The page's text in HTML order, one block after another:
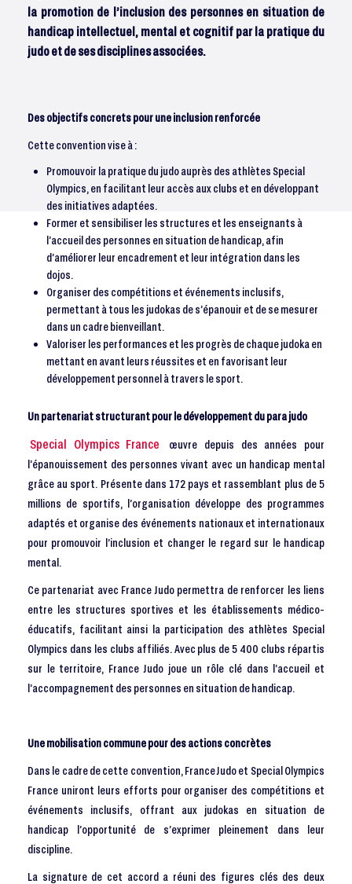
la promotion de l’inclusion des personnes en situation de
handicap intellectuel, mental et cognitif par la pratique du
judo et de ses disciplines associées.
Des objectifs concrets pour une inclusion renforcée
Cette convention vise à :
Promouvoir la pratique du judo auprès des athlètes Special
Olympics, en facilitant leur accès aux clubs et en développant
des initiatives adaptées.
Former et sensibiliser les structures et les enseignants à
l’accueil des personnes en situation de handicap, afin
d’améliorer leur encadrement et leur intégration dans les
dojos.
Organiser des compétitions et événements inclusifs,
permettant à tous les judokas de s’épanouir et de se mesurer
dans un cadre bienveillant.
Valoriser les performances et les progrès de chaque judoka en
mettant en avant leurs réussites et en favorisant leur
développement personnel à travers le sport.
Un partenariat structurant pour le développement du para judo
Special Olympics France
œuvre depuis des années pour
l’épanouissement des personnes vivant avec un handicap mental
grâce au sport. Présente dans 172 pays et rassemblant plus de 5
millions de sportifs, l’organisation développe des programmes
adaptés et organise des événements nationaux et internationaux
pour promouvoir l’inclusion et changer le regard sur le handicap
mental.
Ce partenariat avec France Judo permettra de renforcer les liens
entre les structures sportives et les établissements médico-
éducatifs, facilitant ainsi la participation des athlètes Special
Olympics dans les clubs affiliés. Avec plus de 5 400 clubs répartis
sur le territoire, France Judo joue un rôle clé dans l’accueil et
l’accompagnement des personnes en situation de handicap.
Une mobilisation commune pour des actions concrètes
Dans le cadre de cette convention, France Judo et Special Olympics
France uniront leurs efforts pour organiser des compétitions et
événements inclusifs, offrant aux judokas en situation de
handicap l’opportunité de s’exprimer pleinement dans leur
discipline.
La signature de cet accord a réuni des figures clés des deux